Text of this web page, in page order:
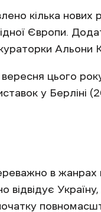
кілька
Європи.
Альони
цього
у Берліні
в жанрах
відвідує